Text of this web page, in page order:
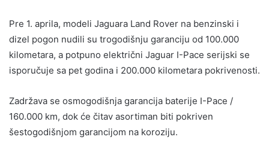
Pre 1. aprila, modeli Jaguara Land Rover na benzinski i
dizel pogon nudili su trogodišnju garanciju od 100.000
kilometara, a potpuno električni Jaguar I-Pace serijski se
isporučuje sa pet godina i 200.000 kilometara pokrivenosti.
Zadržava se osmogodišnja garancija baterije I-Pace /
160.000 km, dok će čitav asortiman biti pokriven
šestogodišnjom garancijom na koroziju.